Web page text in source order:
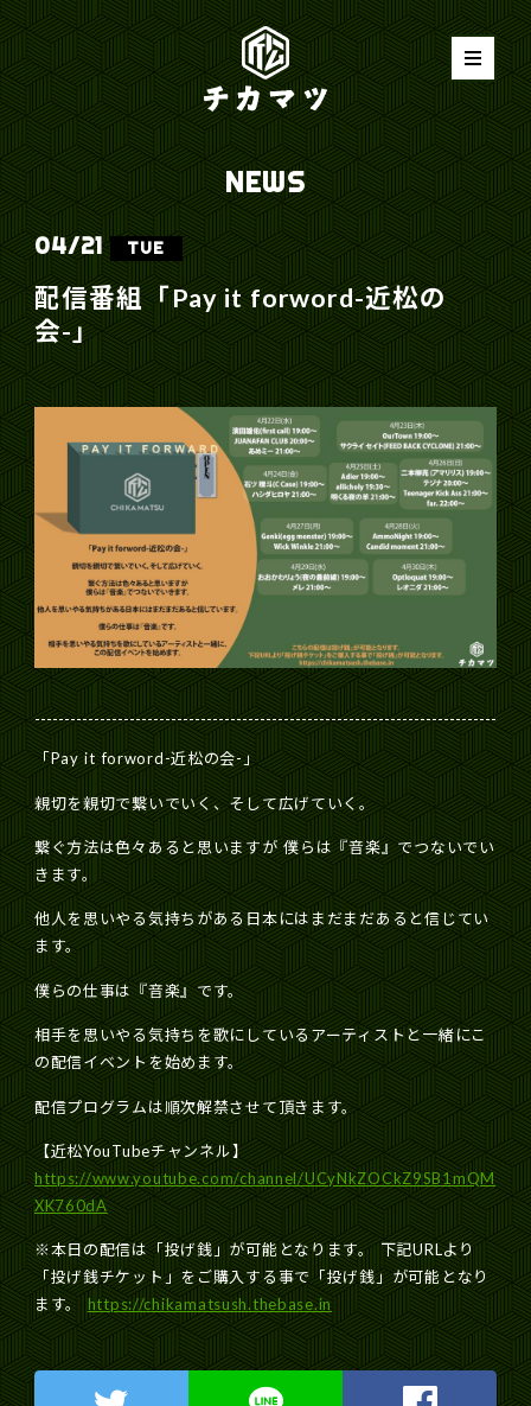
NEWS
04/21 TUE
配信番組「Pay it forword-近松の
会-」
「Pay it forword-近松の会-」
親切を親切で繋いでいく、そして広げていく。
繋ぐ方法は色々あると思いますが僕らは『音楽』でつないでい
きます。
他人を思いやる気持ちがある日本にはまだまだあると信じてい
ます。
僕らの仕事は『音楽』です。
相手を思いやる気持ちを歌にしているアーティストと一緒にこ
の配信イベントを始めます。
配信プログラムは順次解禁させて頂きます。
【近松YouTubeチャンネル】
https://www.youtube.com/channel/UCyNkZOCkZ9SB1mQM
XK760dA
※本日の配信は「投げ銭」が可能となります。下記URLより
「投げ銭チケット」をご購入する事で「投げ銭」が可能となり
ます。
https://chikamatsush.thebase.in